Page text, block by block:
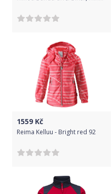
1559 Kč
Reima Kelluu - Bright red 92